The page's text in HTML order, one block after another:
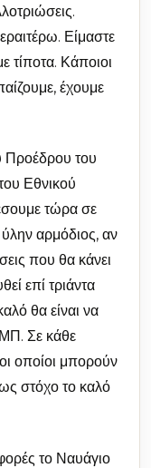
Είμαστε
τίποτα. Κάποιοι
έχουμε
Προέδρου του
Εθνικού
τώρα σε
αρμόδιος, αν
που θα κάνει
επί τριάντα
θα είναι να
Σε κάθε
οποίοι μπορούν
στόχο το καλό
το Ναυάγιο